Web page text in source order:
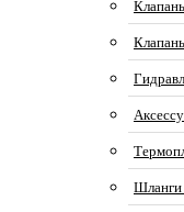
Шланги